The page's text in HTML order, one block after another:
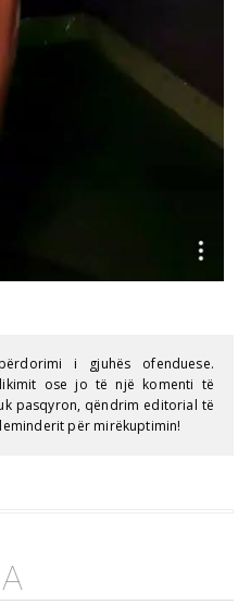
i gjuhës ofenduese.
ose jo të një komenti të
pasqyron, qëndrim editorial të
për mirëkuptimin!